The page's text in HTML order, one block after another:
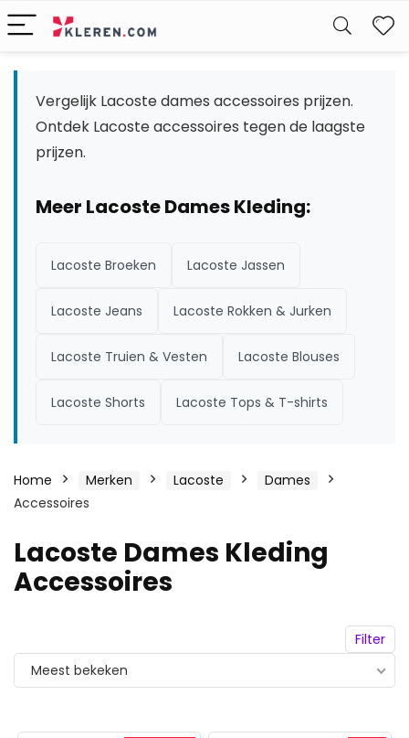
Vergelijk Lacoste dames accessoires prijzen.
Ontdek Lacoste accessoires tegen de laagste
prijzen.
Meer Lacoste Dames Kleding:
Lacoste Broeken Lacoste Jassen
Lacoste Jeans Lacoste Rokken & Jurken
Lacoste Truien & Vesten Lacoste Blouses
Lacoste Shorts Lacoste Tops & T-shirts
Home Merken Lacoste
Dames
Accessoires
Lacoste Dames Kleding
Accessoires
Filter
Meest bekeken